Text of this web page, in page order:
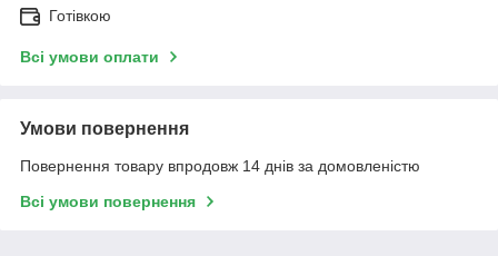
Готівкою
Всі умови оплати
Умови повернення
Повернення товару впродовж 14 днів за домовленістю
Всі умови повернення